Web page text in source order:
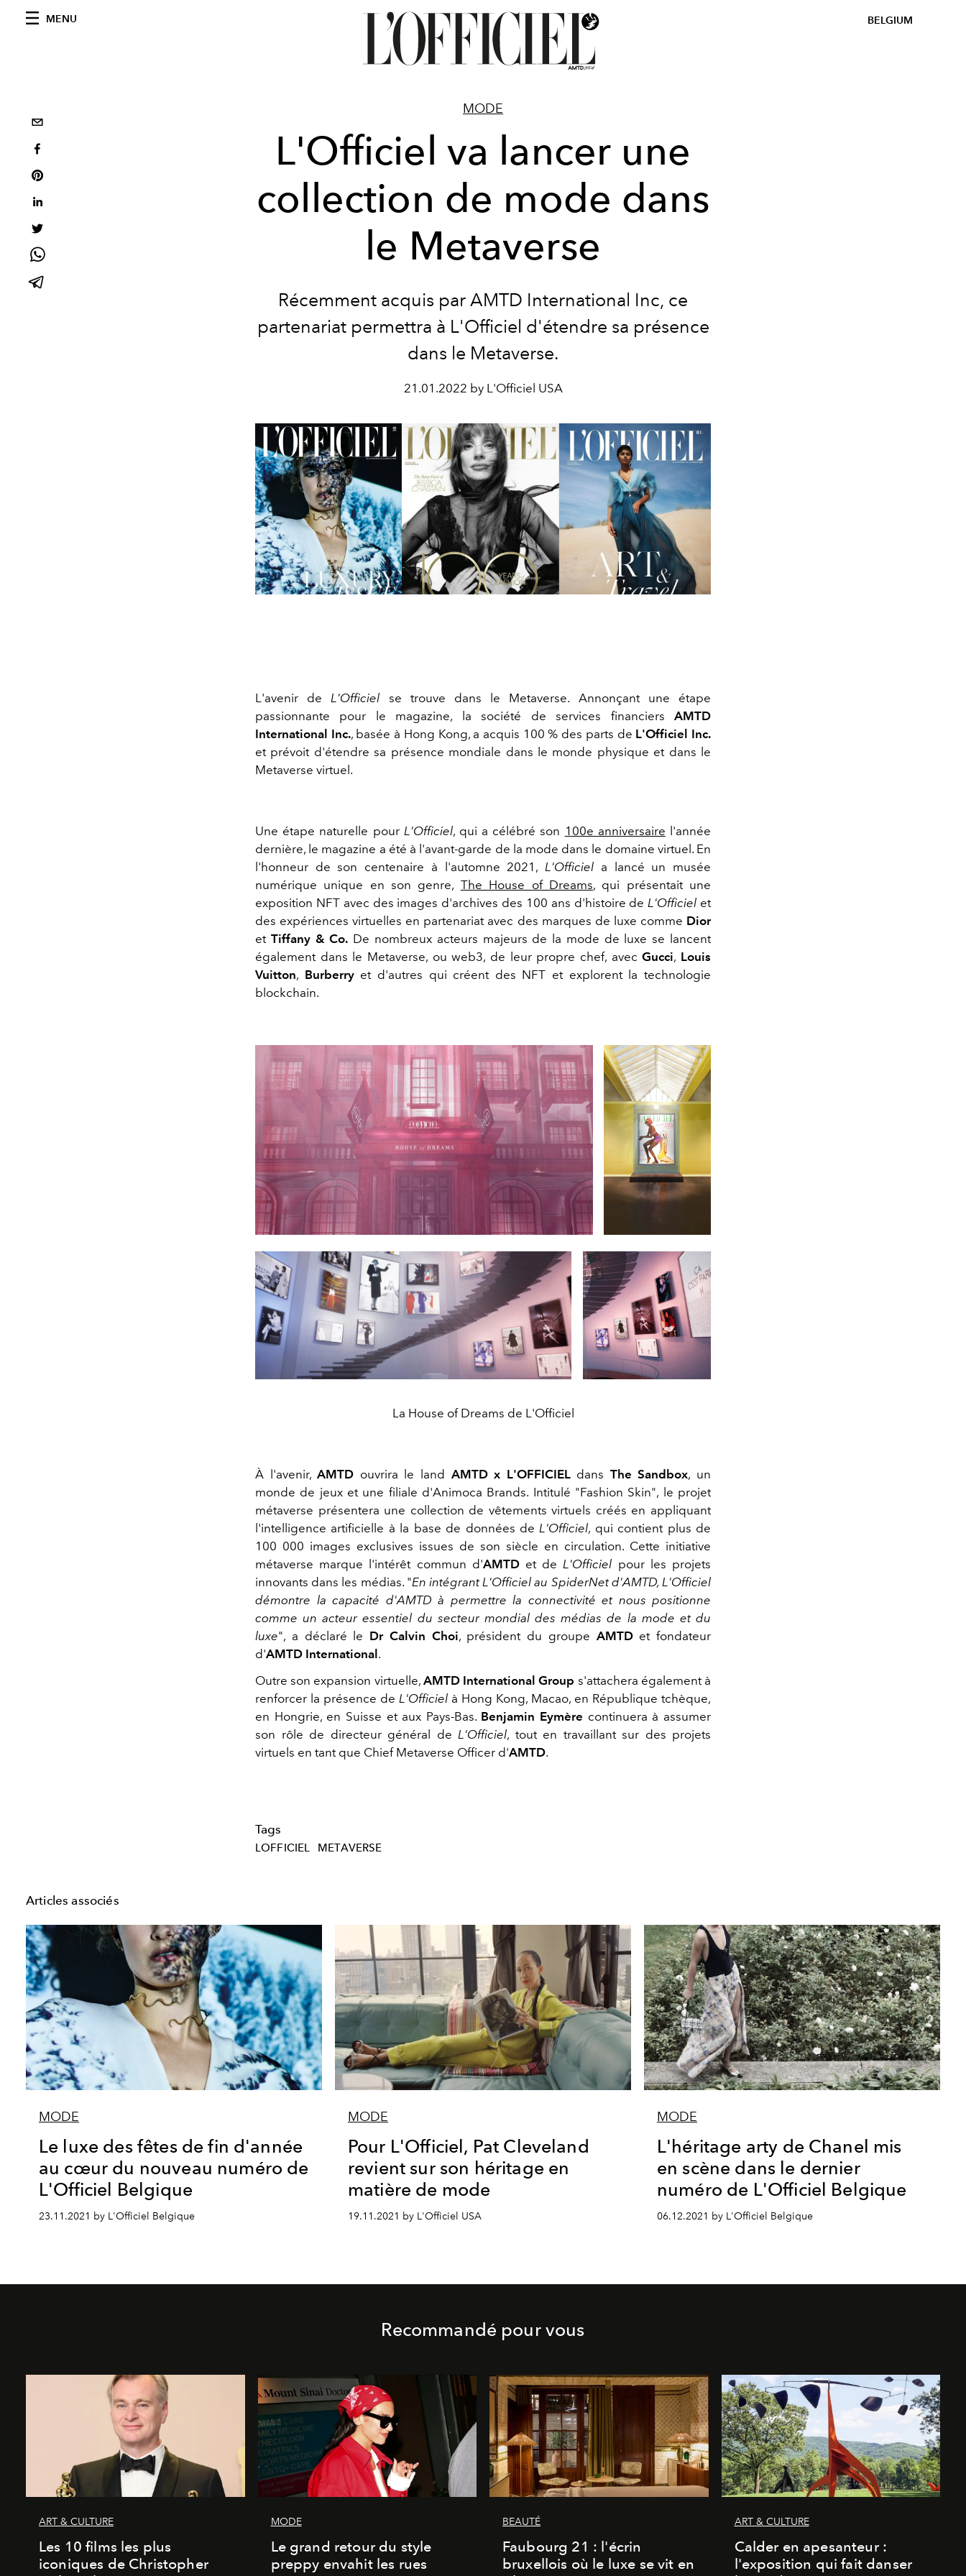
MENU BELGIUM
MODE
L'Officiel va lancer une
collection de mode dans
le Metaverse
Récemment acquis par AMTD International Inc, ce
partenariat permettra à L'Officiel d'étendre sa présence
dans le Metaverse.
21.01.2022 by L'Officiel USA
L'avenir de L'Officiel se trouve dans le Metaverse. Annonçant une étape
passionnante pour le magazine, la société de services financiers AMTD
International Inc., basée à Hong Kong, a acquis 100 % des parts de L'Officiel Inc.
et prévoit d'étendre sa présence mondiale dans le monde physique et dans le
Metaverse virtuel.
Une étape naturelle pour L'Officiel, qui a célébré son 100e anniversaire l'année
dernière, le magazine a été à l'avant-garde de la mode dans le domaine virtuel. En
l'honneur de son centenaire à l'automne 2021, L'Officiel a lancé un musée
numérique unique en son genre, The House of Dreams, qui présentait une
exposition NFT avec des images d'archives des 100 ans d'histoire de L'Officiel et
des expériences virtuelles en partenariat avec des marques de luxe comme Dior
et Tiffany & Co. De nombreux acteurs majeurs de la mode de luxe se lancent
également dans le Metaverse, ou web3, de leur propre chef, avecGucci, Louis
Vuitton, Burberryet d'autres qui créent des NFT et explorent la technologie
blockchain.
La House of Dreams de L'Officiel
À l'avenir,AMTD ouvrira le land AMTD x L'OFFICIELdans The Sandbox, un
monde de jeux et une filiale d'Animoca Brands. Intitulé "Fashion Skin", le projet
métaverse présentera une collection de vêtements virtuels créés en appliquant
l'intelligence artificielle à la base de données de L'Officiel, qui contient plus de
100 000 images exclusives issues de son siècle en circulation. Cette initiative
métaverse marque l'intérêt commun d'AMTDet de L'Officiel pour les projets
innovants dans les médias. "En intégrant L'Officiel au SpiderNet d'AMTD, L'Officiel
démontre la capacité d'AMTD à permettre la connectivité et nous positionne
comme un acteur essentiel du secteur mondial des médias de la mode et du
luxe", a déclaré le Dr Calvin Choi, président du groupe AMTDet fondateur
d'AMTD International.
Outre son expansion virtuelle, AMTD International Group s'attachera également à
renforcer la présence de L'Officiel à Hong Kong, Macao, en République tchèque,
en Hongrie, en Suisse et aux Pays-Bas. Benjamin Eymère continuera à assumer
son rôle de directeur général de L'Officiel, tout en travaillant sur des projets
virtuels en tant que Chief Metaverse Officer d'AMTD.
Tags
LOFFICIEL METAVERSE
Articles associés
MODE
Le luxe des fêtes de fin d'année
au cœur du nouveau numéro de
L'Officiel Belgique
23.11.2021 by L'Officiel Belgique
MODE
Pour L'Officiel, Pat Cleveland
revient sur son héritage en
matière de mode
19.11.2021 by L'Officiel USA
MODE
L'héritage arty de Chanel mis
en scène dans le dernier
numéro de L'Officiel Belgique
06.12.2021 by L'Officiel Belgique
Recommandé pour vous
ART & CULTURE
Les 10 films les plus
iconiques de Christopher
MODE
Le grand retour du style
preppy envahit les rues
BEAUTÉ
Faubourg 21 : l'écrin
bruxellois où le luxe se vit en
ART & CULTURE
Calder en apesanteur :
l'exposition qui fait danser